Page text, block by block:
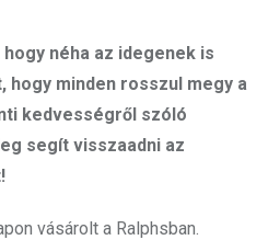
néha az idegenek is
minden rosszul megy a
kedvességről szóló
segít visszaadni az
vásárolt a Ralphsban.